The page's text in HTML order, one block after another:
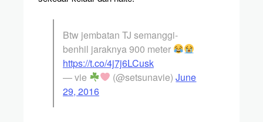
Btw jembatan TJ semanggi-
benhil jaraknya 900 meter
https://t.co/4j7j6LCusk
— vie
(@setsunavie)June
29, 2016